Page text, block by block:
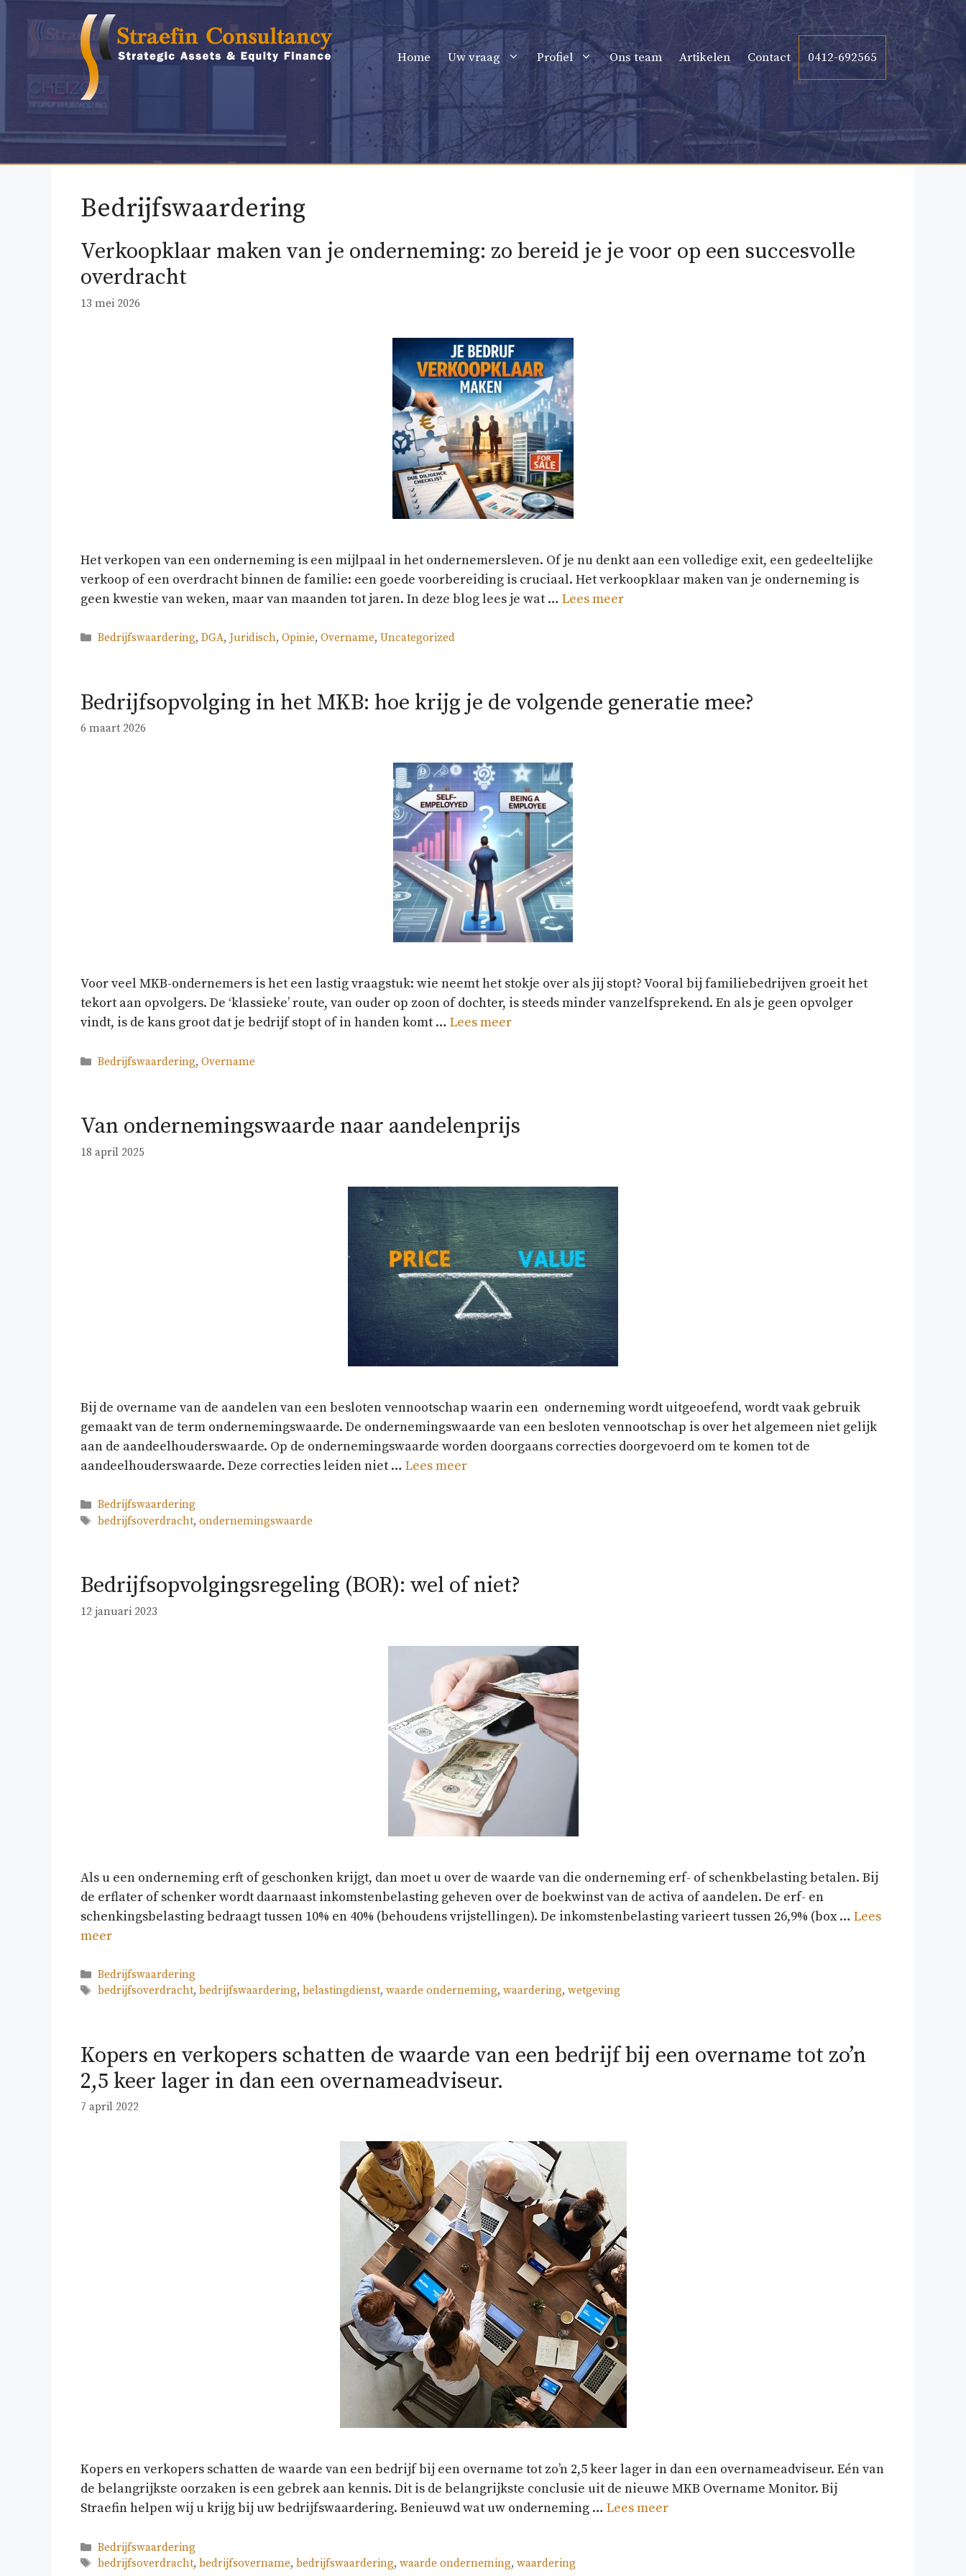
Home Uw vraag Profiel Ons team Artikelen Contact 0412-692565
.
Bedrijfswaardering
Verkoopklaar maken van je onderneming: zo bereid je je voor op een succesvolle
overdracht
13 mei 2026
Het verkopen van een onderneming is een mijlpaal in het ondernemersleven. Of je nu denkt aan een volledige exit, een gedeeltelijke
verkoop of een overdracht binnen de familie: een goede voorbereiding is cruciaal. Het verkoopklaar maken van je onderneming is
geen kwestie van weken, maar van maanden tot jaren. In deze blog lees je wat … Lees meer
Categorieën
Bedrijfswaardering,DGA, Juridisch,Opinie,Overname,Uncategorized
Bedrijfsopvolging in het MKB: hoe krijg je de volgende generatie mee?
6 maart 2026
Voor veel MKB-ondernemers is het een lastig vraagstuk: wie neemt het stokje over als jij stopt? Vooral bij familiebedrijven groeit het
tekort aan opvolgers. De ‘klassieke’ route, van ouder op zoon of dochter, is steeds minder vanzelfsprekend. En als je geen opvolger
vindt, is de kans groot dat je bedrijf stopt of in handen komt … Lees meer
Categorieën
Bedrijfswaardering,Overname
Van ondernemingswaarde naar aandelenprijs
18 april 2025
Bij de overname van de aandelen van een besloten vennootschap waarin een onderneming wordt uitgeoefend, wordt vaak gebruik
gemaakt van de term ondernemingswaarde. De ondernemingswaarde van een besloten vennootschap is over het algemeen niet gelijk
aan de aandeelhouderswaarde. Op de ondernemingswaarde worden doorgaans correcties doorgevoerd om te komen tot de
aandeelhouderswaarde. Deze correcties leiden niet … Lees meer
Categorieën
Bedrijfswaardering
Tags
bedrijfsoverdracht,ondernemingswaarde
Bedrijfsopvolgingsregeling (BOR): wel of niet?
12 januari 2023
Als u een onderneming erft of geschonken krijgt, dan moet u over de waarde van die onderneming erf- of schenkbelasting betalen. Bij
de erflater of schenker wordt daarnaast inkomstenbelasting geheven over de boekwinst van de activa of aandelen. De erf- en
schenkingsbelasting bedraagt tussen 10% en 40% (behoudens vrijstellingen). De inkomstenbelasting varieert tussen 26,9% (box … Lees
meer
Categorieën
Bedrijfswaardering
Tags
bedrijfsoverdracht,bedrijfswaardering,belastingdienst,waarde onderneming,waardering,wetgeving
Kopers en verkopers schatten de waarde van een bedrijf bij een overname tot zo’n
2,5 keer lager in dan een overnameadviseur.
7 april 2022
Kopers en verkopers schatten de waarde van een bedrijf bij een overname tot zo’n 2,5 keer lager in dan een overnameadviseur. Eén van
de belangrijkste oorzaken is een gebrek aan kennis. Dit is de belangrijkste conclusie uit de nieuwe MKB Overname Monitor. Bij
Straefin helpen wij u krijg bij uw bedrijfswaardering. Benieuwd wat uw onderneming … Lees meer
Categorieën
Bedrijfswaardering
Tags
bedrijfsoverdracht,bedrijfsovername,bedrijfswaardering,waarde onderneming,waardering